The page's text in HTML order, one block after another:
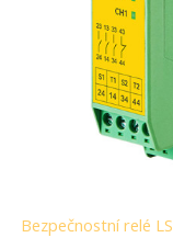
Bezpečnostní relé